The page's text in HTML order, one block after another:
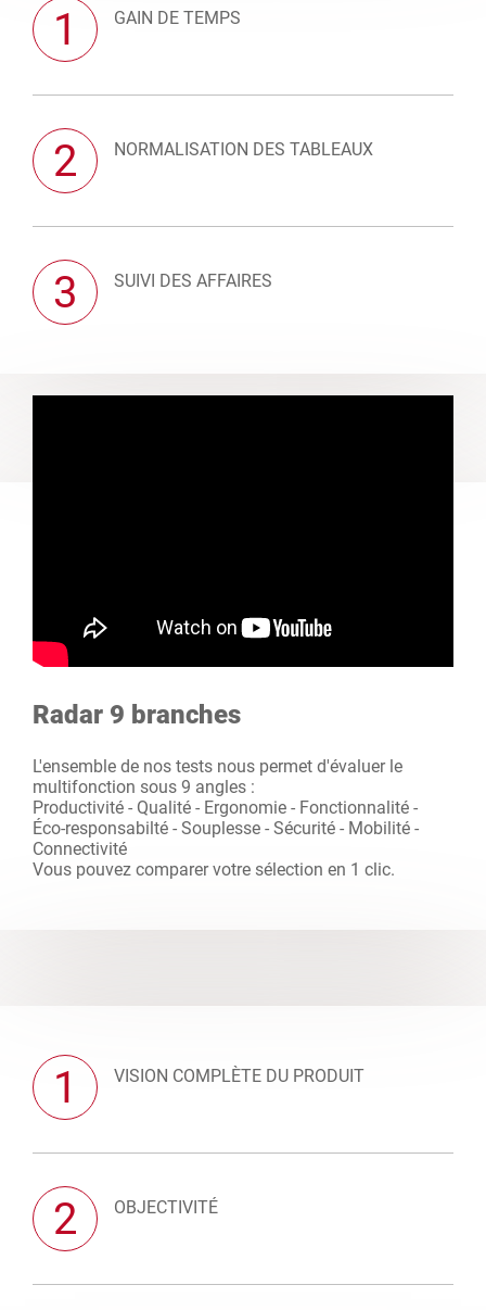
1 GAIN DE TEMPS
2 NORMALISATION DES TABLEAUX
3 SUIVI DES AFFAIRES
Radar 9 branches
L'ensemble de nos tests nous permet d'évaluer le
multifonction sous 9 angles :
Productivité - Qualité - Ergonomie - Fonctionnalité -
Éco-responsabilté - Souplesse - Sécurité - Mobilité -
Connectivité
Vous pouvez comparer votre sélection en 1 clic.
1 VISION COMPLÈTE DU PRODUIT
2 OBJECTIVITÉ